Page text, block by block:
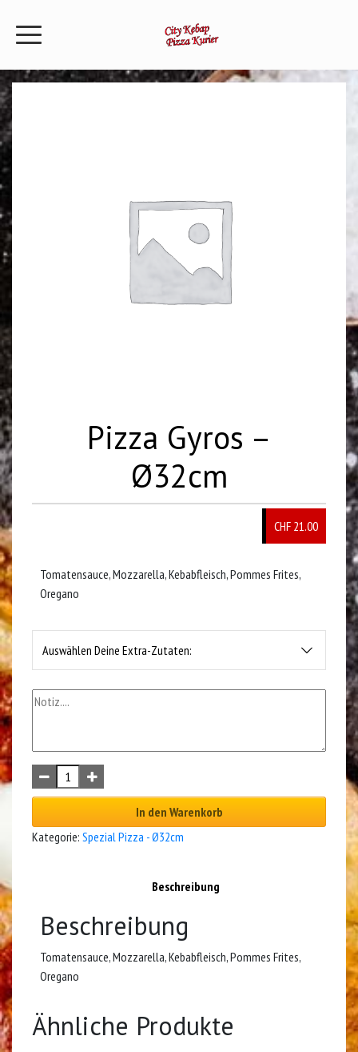
Pizza Gyros –
Ø32cm
CHF 21.00
Tomatensauce, Mozzarella, Kebabfleisch, Pommes Frites,
Oregano
Auswählen Deine Extra-Zutaten:
In den Warenkorb
Kategorie: Spezial Pizza - Ø32cm
Beschreibung
Beschreibung
Tomatensauce, Mozzarella, Kebabfleisch, Pommes Frites,
Oregano
Ähnliche Produkte